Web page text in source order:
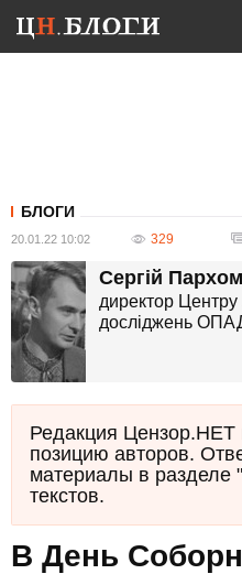
БЛОГИ
20.01.22 10:02 329
Сергій
директор Центру
досліджень
Редакция Цензор.НЕТ
позицию авторов.
материалы в разделе
текстов.
В День